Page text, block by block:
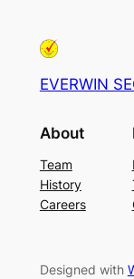
EVERWIN
About
Team
History
Careers
Designed with